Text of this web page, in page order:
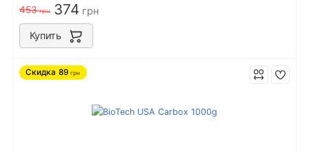
453грн 374 грн
Купить
Скидка 89 грн